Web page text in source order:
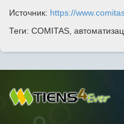
Источник: https://
Теги: COMITAS,